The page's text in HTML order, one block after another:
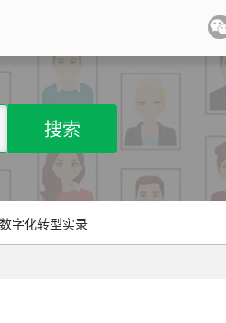
系统
业图像采集系统
学生学籍照片采集系统
件照排版
单张证件照排版至5寸/6寸相纸，
用文档纸张尺寸
常用文档尺寸
搜索
字化转型实录